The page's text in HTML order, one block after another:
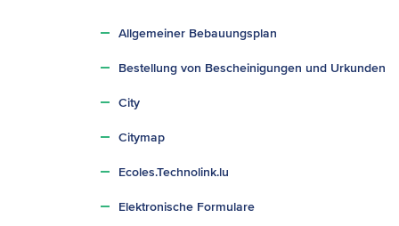
Allgemeiner Bebauungsplan
Bestellung von Bescheinigungen und Urkunden
City
Citymap
Ecoles.Technolink.lu
Elektronische Formulare